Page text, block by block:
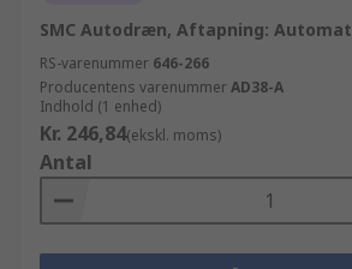
SMC Autodræn, Aftapning:
RS-varenummer 646-266
Producentens varenummerAD38-A
Indhold (1 enhed)
Kr. 246,84(ekskl. moms)
Antal